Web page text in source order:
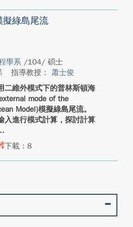
擬綠島尾流
學系 /104/ 碩士
指導教授： 蕭士俊
二維外模式下的普林斯頓海
mode of the
Model)模擬綠島尾流。
入進行模式計算，探討計算
下載：8